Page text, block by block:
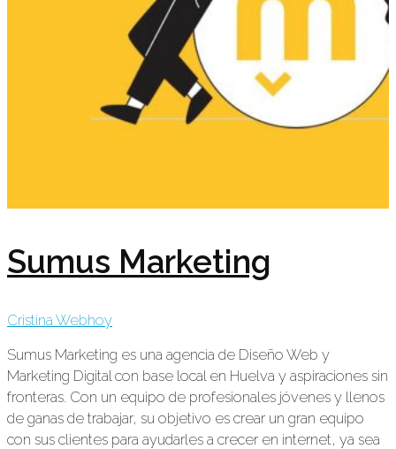
Sumus Marketing
Cristina Webhoy
Sumus Marketing es una agencia de Diseño Web y
Marketing Digital con base local en Huelva y aspiraciones sin
fronteras. Con un equipo de profesionales jóvenes y llenos
de ganas de trabajar, su objetivo es crear un gran equipo
con sus clientes para ayudarles a crecer en internet, ya sea